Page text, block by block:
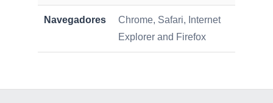
Navegadores
Chrome, Safari, Internet
Explorer and Firefox